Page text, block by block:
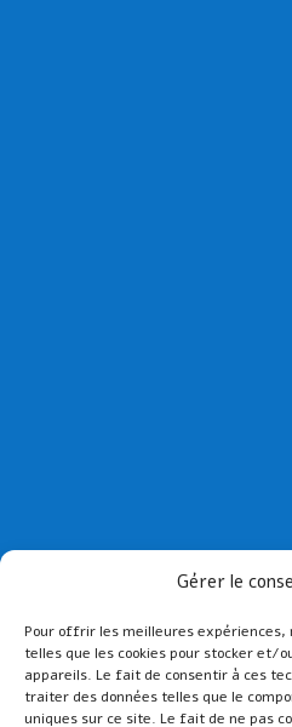
Gérer le
Pour offrir les meilleures expériences,
telles que les cookies pour stocker et/
appareils. Le fait de consentir à ces
traiter des données telles que le
uniques sur ce site. Le fait de ne pas
Collège St Joseph de Paimpol
Lien admin
Mentions légales